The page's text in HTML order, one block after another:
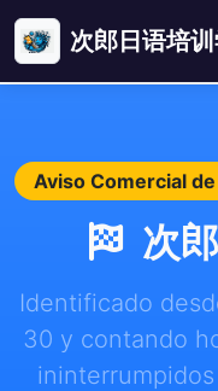
次郎日语培
Aviso Comercial
次
Identificado
30 y contando